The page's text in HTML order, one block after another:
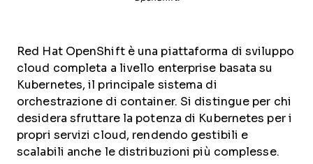
Red Hat OpenShift è una piattaforma di sviluppo
cloud completa a livello enterprise basata su
Kubernetes, il principale sistema di
orchestrazione di container. Si distingue per chi
desidera sfruttare la potenza di Kubernetes per i
propri servizi cloud, rendendo gestibili e
scalabili anche le distribuzioni più complesse.